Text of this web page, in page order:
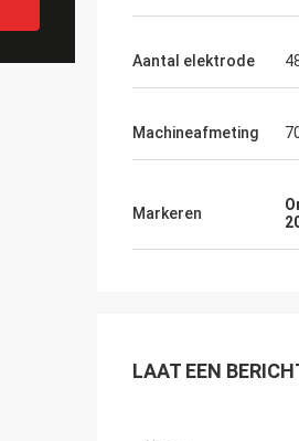
Aantal elektrode
Machineafmeting
Markeren
LAAT EEN